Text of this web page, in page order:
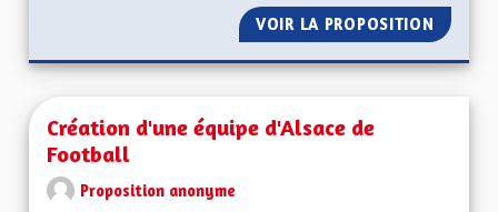
VOIR LA PROPOSITION
Création d'une équipe d'Alsace de
Football
Proposition anonyme